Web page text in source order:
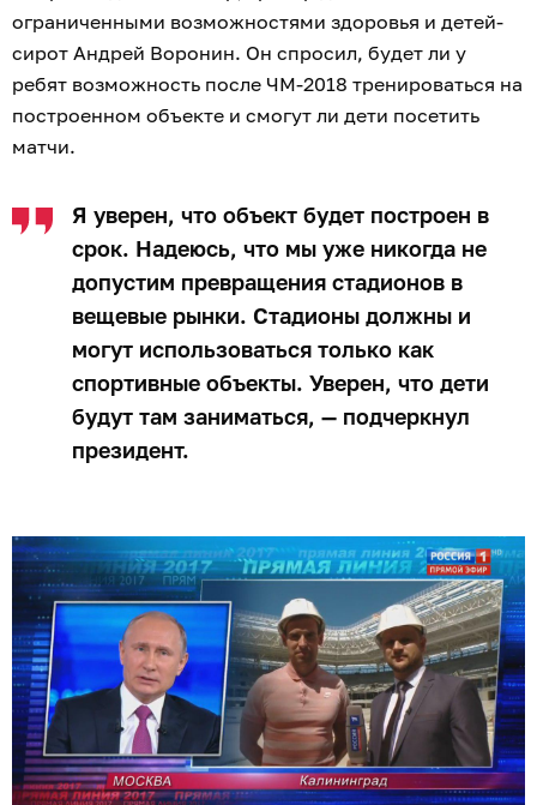
ограниченными возможностями здоровья и детей-
сирот Андрей Воронин. Он спросил, будет ли у
ребят возможность после ЧМ-2018 тренироваться на
построенном объекте и смогут ли дети посетить
матчи.
Я уверен, что объект будет построен в
срок. Надеюсь, что мы уже никогда не
допустим превращения стадионов в
вещевые рынки. Стадионы должны и
могут использоваться только как
спортивные объекты. Уверен, что дети
будут там заниматься, — подчеркнул
президент.